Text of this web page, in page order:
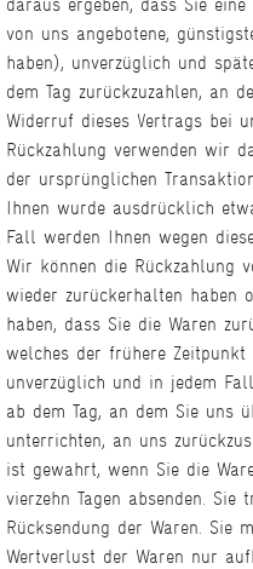
von uns angebotene,
haben), unverzüglich und
dem Tag zurückzuzahlen, an
Widerruf dieses Vertrags bei
Rückzahlung verwenden wir
der ursprünglichen
Ihnen wurde ausdrücklich
Fall werden Ihnen wegen
Wir können die Rückzahlung
wieder zurückerhalten haben
haben, dass Sie die Waren
welches der frühere Zeitpunkt
unverzüglich und in jedem
ab dem Tag, an dem Sie uns
unterrichten, an uns
ist gewahrt, wenn Sie die
vierzehn Tagen absenden.
Rücksendung der Waren. Sie
Wertverlust der Waren nur